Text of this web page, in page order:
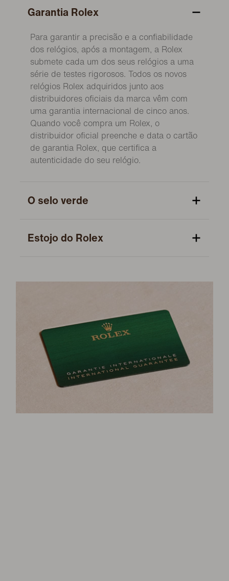
Garantia Rolex
Para garantir a precisão e a confiabilidade
dos relógios, após a montagem, a Rolex
submete cada um dos seus relógios a uma
série de testes rigorosos. Todos os novos
relógios Rolex adquiridos junto aos
distribuidores oficiais da marca vêm com
uma garantia internacional de cinco anos.
Quando você compra um Rolex, o
distribuidor oficial preenche e data o cartão
de garantia Rolex, que certifica a
autenticidade do seu relógio.
O selo verde
Estojo do Rolex